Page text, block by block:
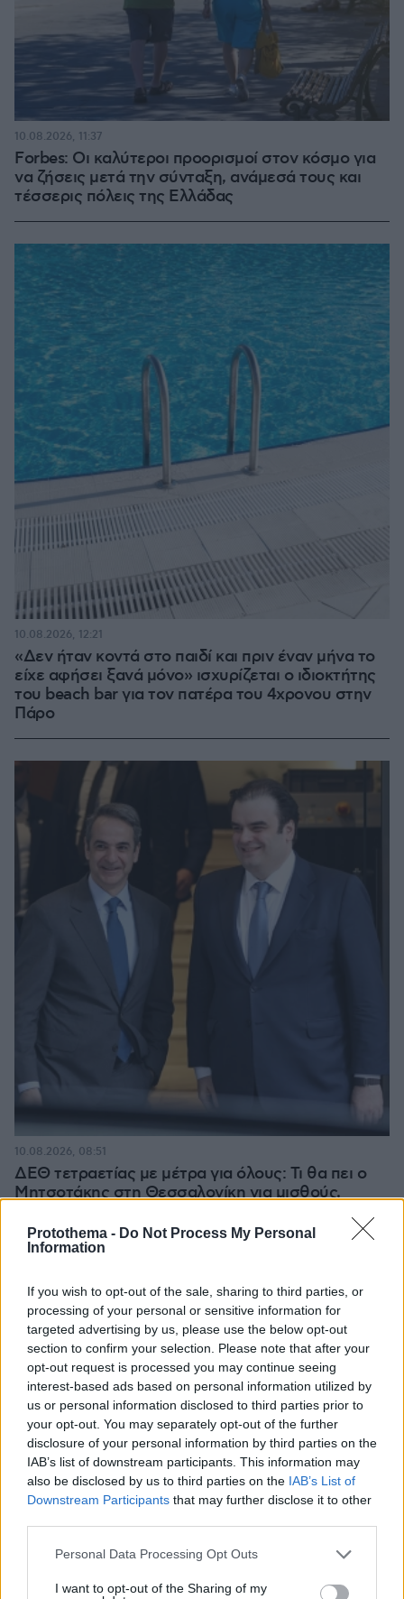
Protothema - Do Not Process My Personal
Information
If you wish to opt-out of the sale, sharing to third parties, or
processing of your personal or sensitive information for
targeted advertising by us, please use the below opt-out
section to confirm your selection. Please note that after your
opt-out request is processed you may continue seeing
interest-based ads based on personal information utilized by
us or personal information disclosed to third parties prior to
your opt-out. You may separately opt-out of the further
disclosure of your personal information by third parties on the
IAB’s list of downstream participants. This information may
also be disclosed by us to third parties on the IAB’s List of
Downstream Participants that may further disclose it to other
Please note that this website/app uses one or more Google
not limited to your visit or usage behaviour. You may click to
Personal Data Processing Opt Outs
I want to opt-out of the Sharing of my
Forbes: Οι καλύτεροι προορισμοί στον κόσμο για
να ζήσεις μετά την σύνταξη, ανάμεσά τους και
τέσσερις πόλεις της Ελλάδας
10.08.2026, 11:37
«Δεν ήταν κοντά στο παιδί και πριν έναν μήνα το
είχε αφήσει ξανά μόνο» ισχυρίζεται ο ιδιοκτήτης
του beach bar για τον πατέρα του 4χρονου στην
Πάρο
10.08.2026, 12:21
ΔΕΘ τετραετίας με μέτρα για όλους: Τι θα πει ο
Μητσοτάκης στη Θεσσαλονίκη για μισθούς,
10.08.2026, 08:51
Αθηνών, που διάβασε τον Ιπποκρατικό
Όρκο, μιλά για τον «άριστο γιατρό»
10.08.2026, 08:09 68
Τη Υπερμάχω: Η νύχτα του Αυγούστου
πριν από 1.400 χρόνια, που γέννησε
τον Ακάθιστο Ύμνο
09.08.2026, 22:48 138
Βελτιώθηκε η εικόνα της φωτιάς στον